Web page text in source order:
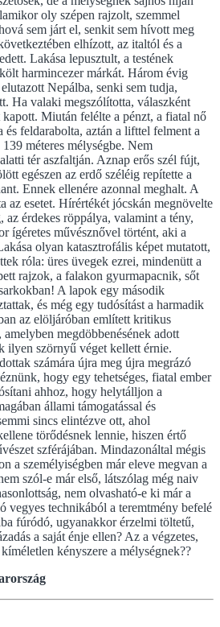
oly szépen rajzolt, szemmel
sem járt el, senkit sem hívott meg
elhízott, az italtól és a
Lakása lepusztult, a testének
harmincezer márkát. Három évig
Nepálba, senki sem tudja,
Ha valaki megszólította, válaszként
kapott. Miután felélte a pénzt, a fiatal nő
és feldarabolta, aztán a lifttel felment a
méteres mélységbe. Nem
tér aszfaltján. Aznap erős szél fújt,
egészen az erdő széléig repítette a
Ennek ellenére azonnal meghalt. A
az esetet. Hírértékét jócskán megnövelte
az érdekes röppálya, valamint a tény,
ígéretes művésznővel történt, aki a
olyan katasztrofális képet mutatott,
róla: üres üvegek ezrei, mindenütt a
rajzok, a falakon gyurmapacnik, sőt
A lapok egy második
és még egy tudósítást a harmadik
az elöljáróban említett kritikus
megdöbbenésének adott
ilyen szörnyű véget kellett érnie.
számára újra meg újra megrázó
hogy egy tehetséges, fiatal ember
ahhoz, hogy helytálljon a
állami támogatással és
sincs elintézve ott, ahol
törődésnek lennie, hiszen értő
szférájában. Mindazonáltal mégis
a személyiségben már eleve megvan a
szól-e már első, látszólag még naiv
nem olvasható-e ki már a
vegyes technikából a teremtmény befelé
fúródó, ugyanakkor érzelmi töltetű,
a saját énje ellen? Az a végzetes,
kényszere a mélységnek??